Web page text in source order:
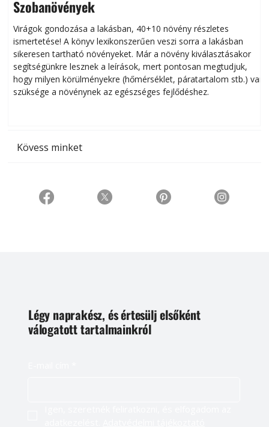
Szobanövények
Virágok gondozása a lakásban, 40+10 növény részletes
ismertetése! A könyv lexikonszerűen veszi sorra a lakásban
sikeresen tart­ha­tó növényeket. Már a növény kiválasztásakor
segítségünkre lesznek a leírások, mert pontosan megtudjuk,
hogy milyen körülményekre (hőmérséklet, páratartalom stb.) van
szüksége a növénynek az egészséges fejlődéshez.
Kövess minket
Légy naprakész, és értesülj elsőként
válogatott tartalmainkról